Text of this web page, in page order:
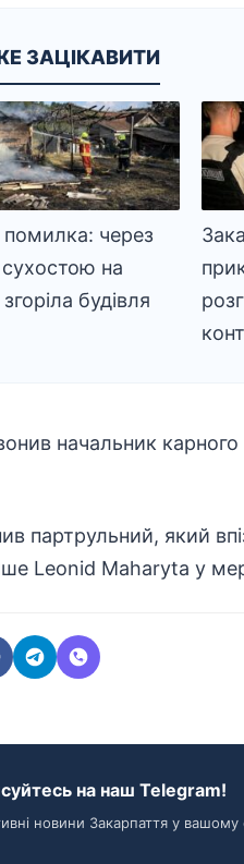
ЗАЦІКАВИТИ
через
на
будівля
начальник
партрульний, який
Leonid Maharyta у
на наш Telegram!
новини Закарпаття у вашому